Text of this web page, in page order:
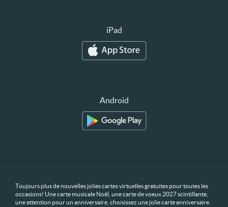
iPad
Android
Toujours plus de nouvelles jolies cartes virtuelles gratuites pour toutes les
occasions! Une carte musicale Noël, une carte de voeux 2027 scintillante,
une attention pour un anniversaire, choisissez une jolie carte anniversaire.